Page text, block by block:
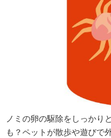
ノミの卵の駆除をしっかり
も？ペットが散歩や遊びで